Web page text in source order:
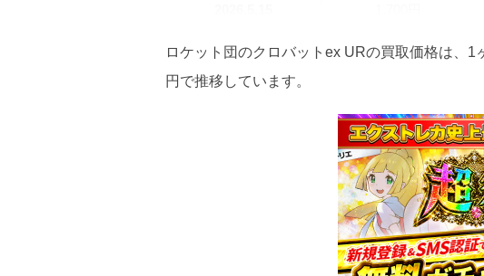
2026.5.5 1,600円
2026.4.25
1,500円
1,400円
1,400円
1,300円
ロケット団のクロバットex URの買取価格は、
円で推移しています。